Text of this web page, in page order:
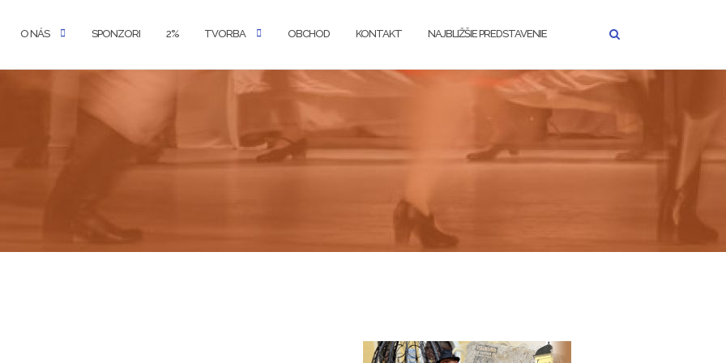
O NÁS SPONZORI 2% TVORBA OBCHOD KONTAKT NAJBLIŽŠIE PREDSTAVENIE